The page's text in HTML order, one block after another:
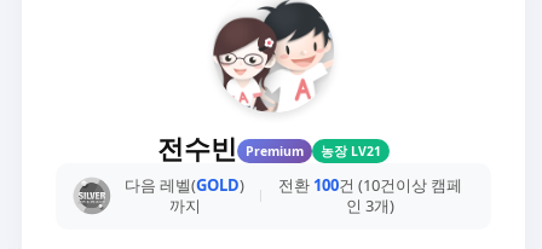
전수빈 Premium 농장 LV21
다음 레벨(GOLD)
까지
전환 100건 (10건이상 캠페
인 3개)